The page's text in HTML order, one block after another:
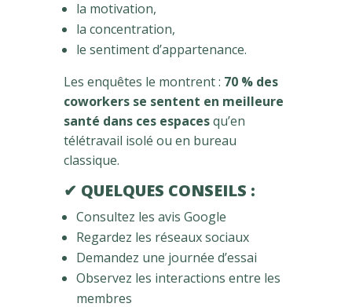
la motivation,
la concentration,
le sentiment d’appartenance.
Les enquêtes le montrent : 70 % des
coworkers se sentent en meilleure
santé dans ces espacesqu’en
télétravail isolé ou en bureau
classique.
✔ QUELQUES CONSEILS :
Consultez les avis Google
Regardez les réseaux sociaux
Demandez une journée d’essai
Observez les interactions entre les
membres